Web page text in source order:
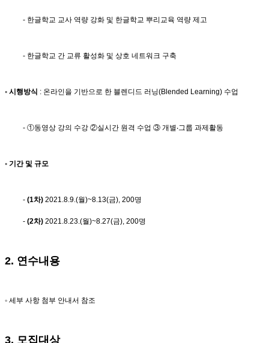
- 한글학교 교사 역량 강화 및 한글학교 뿌리교육 역량 제고
- 한글학교 간 교류 활성화 및 상호 네트워크 구축
◦ 시행방식 : 온라인을 기반으로 한 블렌디드 러닝(Blended Learning) 수업
- ①동영상 강의 수강 ②실시간 원격 수업 ③ 개별‧그룹 과제활동
◦ 기간 및 규모
- (1차) 2021.8.9.(월)~8.13(금), 200명
- (2차) 2021.8.23.(월)~8.27(금), 200명
2. 연수내용
◦ 세부 사항 첨부 안내서 참조
3. 모집대상